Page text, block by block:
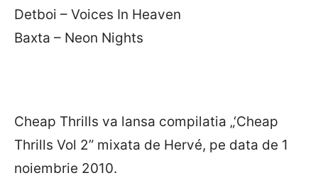
Detboi – Voices In Heaven
Baxta – Neon Nights
Cheap Thrills va lansa compilatia „‘Cheap
Thrills Vol 2” mixata de Hervé, pe data de 1
noiembrie 2010.